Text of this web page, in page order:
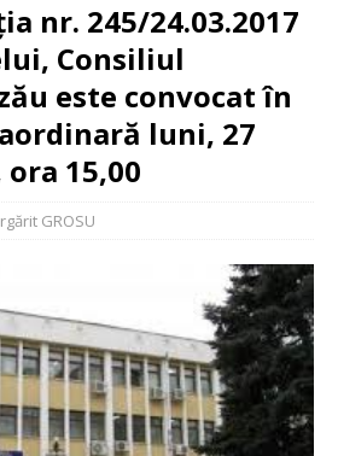
nr. 245/24.03.2017
Consiliul
este convocat în
luni, 27
15,00
GROSU